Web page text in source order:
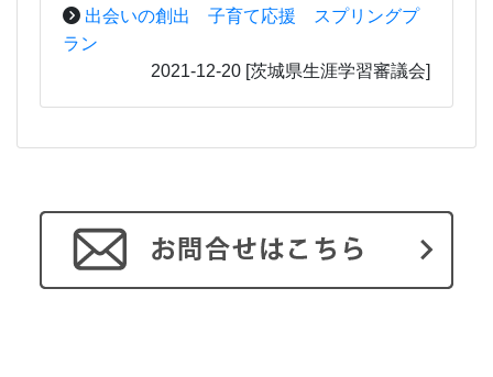
出会いの創出 子育て応援 スプリングプ
ラン
2021-12-20 [茨城県生涯学習審議会]